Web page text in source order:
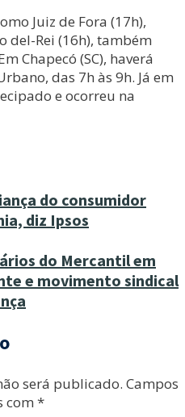
Juiz de Fora (17h),
del-Rei (16h), também
Chapecó (SC), haverá
das 7h às 9h. Já em
e ocorreu na
do consumidor
diz Ipsos
do Mercantil em
e movimento sindical
será publicado. Campos
com *